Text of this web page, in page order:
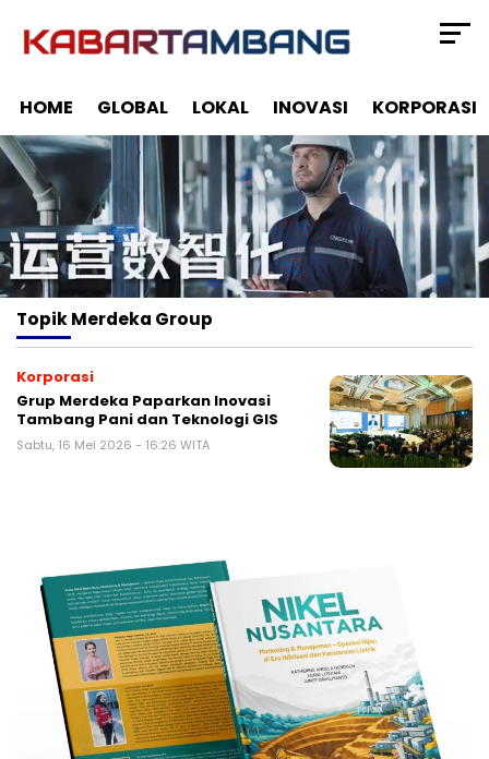
HOME GLOBAL LOKAL INOVASI KORPORASI
TopikMerdeka Group
Korporasi
Grup Merdeka Paparkan Inovasi
Tambang Pani dan Teknologi GIS
Sabtu, 16 Mei 2026 - 16:26 WITA